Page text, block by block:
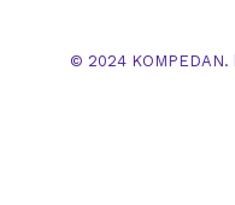
© 2024 KOMPEDAN.